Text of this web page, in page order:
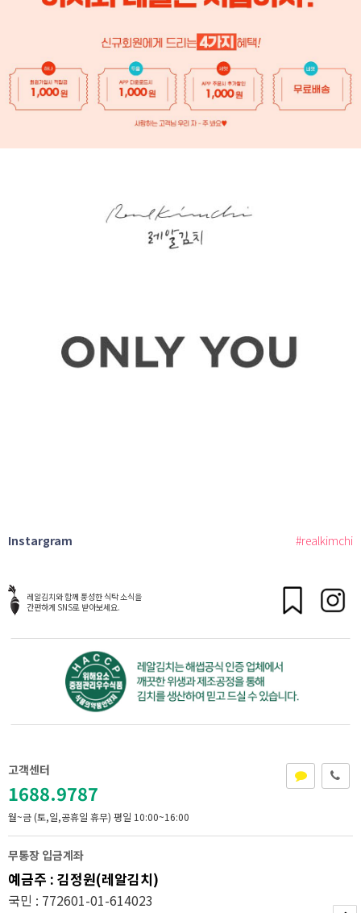
Instargram #realkimchi
레알김치와 함께 풍성한 식탁 소식을
간편하게 SNS로 받아보세요.
고객센터
1688.9787
월~금 (토,일,공휴일 휴무) 평일 10:00~16:00
무통장 입금계좌
예금주 : 김정원(레알김치)
국민 : 772601-01-614023